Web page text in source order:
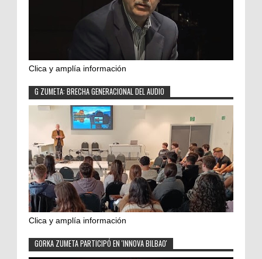
Clica y amplía información
G ZUMETA: BRECHA GENERACIONAL DEL AUDIO
Clica y amplía información
GORKA ZUMETA PARTICIPÓ EN 'INNOVA BILBAO'